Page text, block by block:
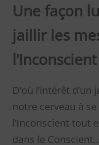
Une façon
jaillir les
l’Inconscient
D’où l’intérêt
notre cerveau à
l’Inconscient tout
dans le